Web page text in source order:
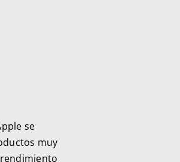
se
muy